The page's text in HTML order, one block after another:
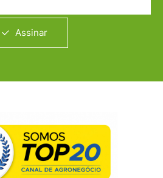
Assinar